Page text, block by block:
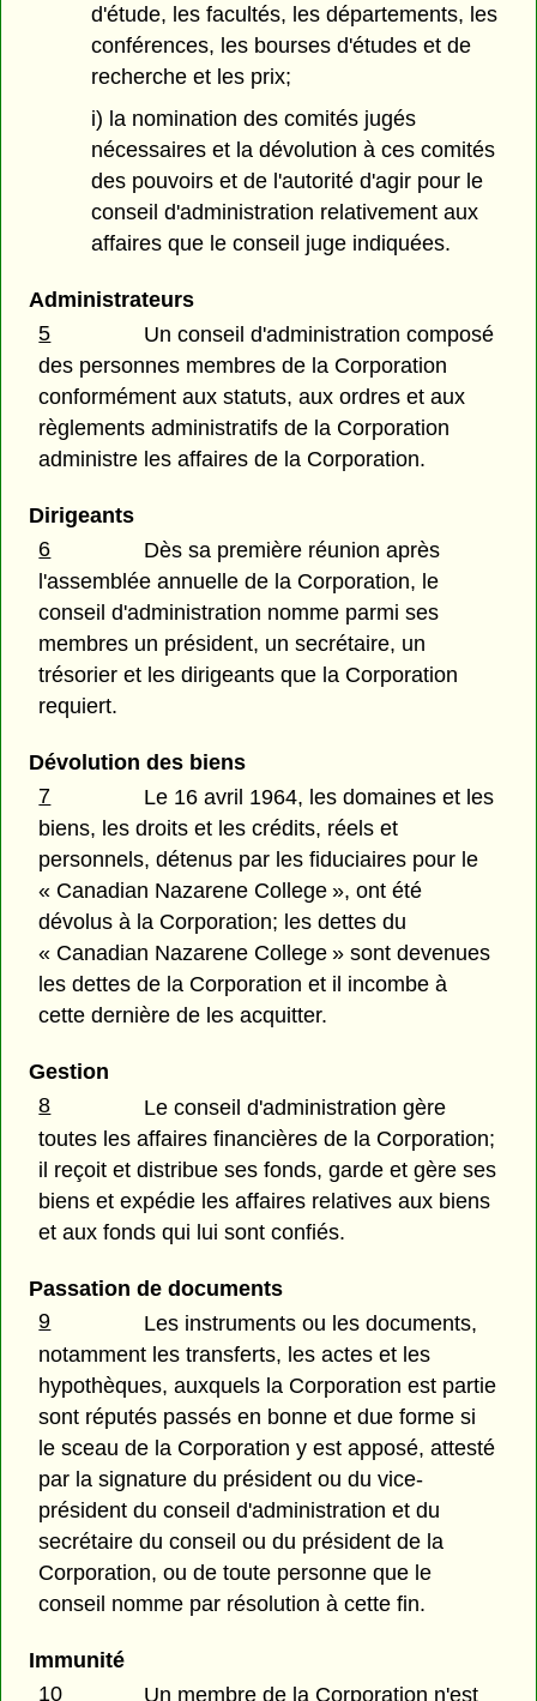
d'étude, les facultés, les départements, les
conférences, les bourses d'études et de
recherche et les prix;
i) la nomination des comités jugés
nécessaires et la dévolution à ces comités
des pouvoirs et de l'autorité d'agir pour le
conseil d'administration relativement aux
affaires que le conseil juge indiquées.
Administrateurs
5
Un conseil d'administration composé
des personnes membres de la Corporation
conformément aux statuts, aux ordres et aux
règlements administratifs de la Corporation
administre les affaires de la Corporation.
Dirigeants
6
Dès sa première réunion après
l'assemblée annuelle de la Corporation, le
conseil d'administration nomme parmi ses
membres un président, un secrétaire, un
trésorier et les dirigeants que la Corporation
requiert.
Dévolution des biens
7
Le 16 avril 1964, les domaines et les
biens, les droits et les crédits, réels et
personnels, détenus par les fiduciaires pour le
« Canadian Nazarene College », ont été
dévolus à la Corporation; les dettes du
« Canadian Nazarene College » sont devenues
les dettes de la Corporation et il incombe à
cette dernière de les acquitter.
Gestion
8
Le conseil d'administration gère
toutes les affaires financières de la Corporation;
il reçoit et distribue ses fonds, garde et gère ses
biens et expédie les affaires relatives aux biens
et aux fonds qui lui sont confiés.
Passation de documents
9
Les instruments ou les documents,
notamment les transferts, les actes et les
hypothèques, auxquels la Corporation est partie
sont réputés passés en bonne et due forme si
le sceau de la Corporation y est apposé, attesté
par la signature du président ou du vice-
président du conseil d'administration et du
secrétaire du conseil ou du président de la
Corporation, ou de toute personne que le
conseil nomme par résolution à cette fin.
Immunité
10
Un membre de la Corporation n'est